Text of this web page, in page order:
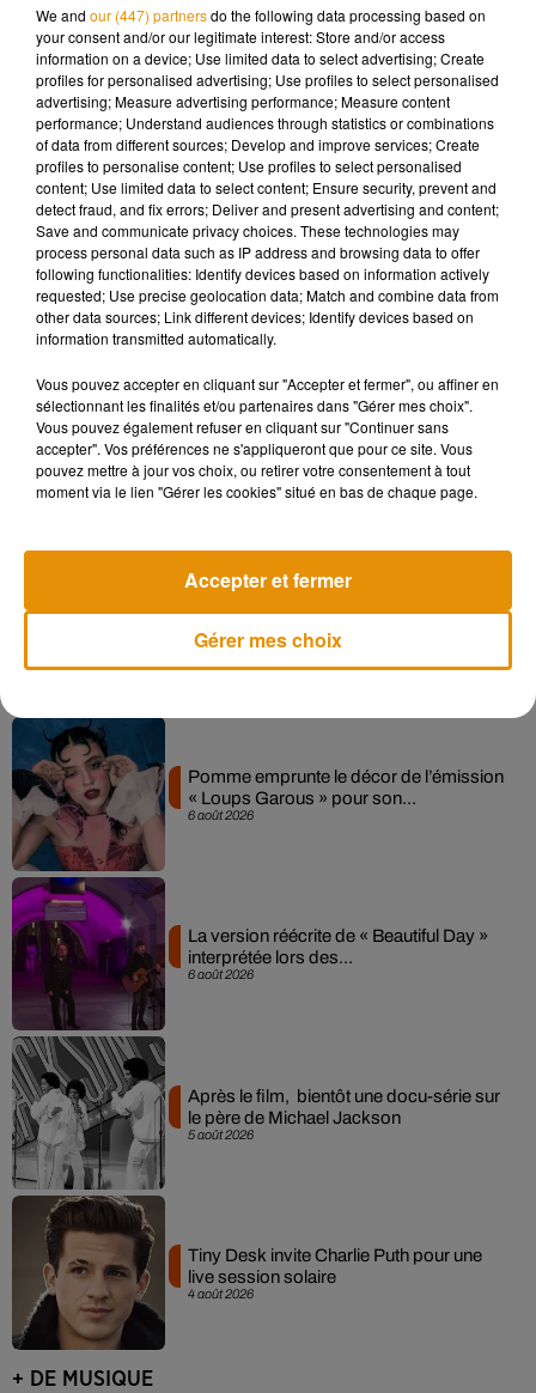
contrôlés dans l’Oise le week-end dernier. Des inspecteurs
de l’office français de la biodiversité ont constaté « des
regroupements avec repas collectifs et bar ouvert avec
distribution d’alcool, sans respect des mesures barrière et
notamment de port du masque. »
À Grandrû par exemple, l’un des territoires où désormais il
est interdit de chasser, une vingtaine de chasseurs a été vu
en train de manger dans une cabane forestière en toute
convivialité.
Musique
7 août 2026
Madonna sort enfin le remix de « Love
Sensation » avec Kylie Minogue
Angèle et Amélie Lens dévoilent leur
collaboration tant attendue
6 août 2026
Pomme emprunte le décor de l’émission
« Loups Garous » pour son...
6 août 2026
La version réécrite de « Beautiful Day »
interprétée lors des...
5 août 2026
Après le film, bientôt une docu-série sur
le père de Michael Jackson
4 août 2026
Tiny Desk invite Charlie Puth pour une
live session solaire
+ DE MUSIQUE
We and our (447) partnersdo the following data processing based on
your consent and/or our legitimate interest: Store and/or access
information on a device; Use limited data to select advertising; Create
profiles for personalised advertising; Use profiles to select personalised
advertising; Measure advertising performance; Measure content
performance; Understand audiences through statistics or combinations
of data from different sources; Develop and improve services; Create
profiles to personalise content; Use profiles to select personalised
content; Use limited data to select content; Ensure security, prevent and
detect fraud, and fix errors; Deliver and present advertising and content;
Save and communicate privacy choices. These technologies may
process personal data such as IP address and browsing data to offer
following functionalities: Identify devices based on information actively
requested; Use precise geolocation data; Match and combine data from
other data sources; Link different devices; Identify devices based on
information transmitted automatically.
Vous pouvez accepter en cliquant sur "Accepter et fermer", ou affiner en
sélectionnant les finalités et/ou partenaires dans "Gérer mes choix".
Vous pouvez également refuser en cliquant sur "Continuer sans
accepter". Vos préférences ne s'appliqueront que pour ce site. Vous
pouvez mettre à jour vos choix, ou retirer votre consentement à tout
moment via le lien "Gérer les cookies" situé en bas de chaque page.
Gérer mes choix
Accepter et fermer